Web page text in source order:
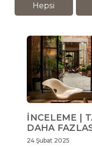
Hepsi
İNCELEME |
DAHA
24 Şubat 2025